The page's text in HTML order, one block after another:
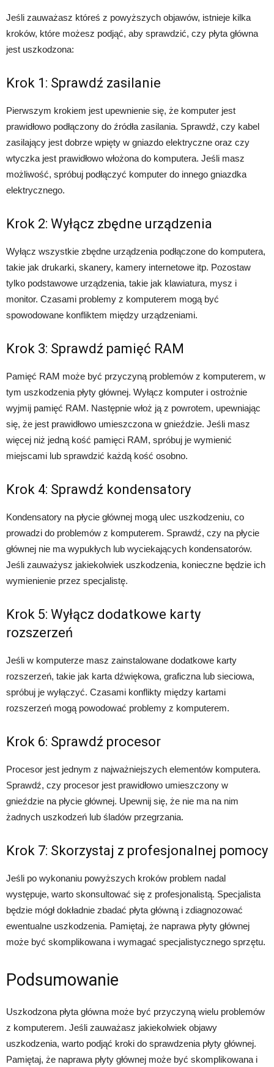
Jeśli zauważasz któreś z powyższych objawów, istnieje kilka
kroków, które możesz podjąć, aby sprawdzić, czy płyta główna
jest uszkodzona:
Krok 1: Sprawdź zasilanie
Pierwszym krokiem jest upewnienie się, że komputer jest
prawidłowo podłączony do źródła zasilania. Sprawdź, czy kabel
zasilający jest dobrze wpięty w gniazdo elektryczne oraz czy
wtyczka jest prawidłowo włożona do komputera. Jeśli masz
możliwość, spróbuj podłączyć komputer do innego gniazdka
elektrycznego.
Krok 2: Wyłącz zbędne urządzenia
Wyłącz wszystkie zbędne urządzenia podłączone do komputera,
takie jak drukarki, skanery, kamery internetowe itp. Pozostaw
tylko podstawowe urządzenia, takie jak klawiatura, mysz i
monitor. Czasami problemy z komputerem mogą być
spowodowane konfliktem między urządzeniami.
Krok 3: Sprawdź pamięć RAM
Pamięć RAM może być przyczyną problemów z komputerem, w
tym uszkodzenia płyty głównej. Wyłącz komputer i ostrożnie
wyjmij pamięć RAM. Następnie włoż ją z powrotem, upewniając
się, że jest prawidłowo umieszczona w gnieździe. Jeśli masz
więcej niż jedną kość pamięci RAM, spróbuj je wymienić
miejscami lub sprawdzić każdą kość osobno.
Krok 4: Sprawdź kondensatory
Kondensatory na płycie głównej mogą ulec uszkodzeniu, co
prowadzi do problemów z komputerem. Sprawdź, czy na płycie
głównej nie ma wypukłych lub wyciekających kondensatorów.
Jeśli zauważysz jakiekolwiek uszkodzenia, konieczne będzie ich
wymienienie przez specjalistę.
Krok 5: Wyłącz dodatkowe karty
rozszerzeń
Jeśli w komputerze masz zainstalowane dodatkowe karty
rozszerzeń, takie jak karta dźwiękowa, graficzna lub sieciowa,
spróbuj je wyłączyć. Czasami konflikty między kartami
rozszerzeń mogą powodować problemy z komputerem.
Krok 6: Sprawdź procesor
Procesor jest jednym z najważniejszych elementów komputera.
Sprawdź, czy procesor jest prawidłowo umieszczony w
gnieździe na płycie głównej. Upewnij się, że nie ma na nim
żadnych uszkodzeń lub śladów przegrzania.
Krok 7: Skorzystaj z profesjonalnej pomocy
Jeśli po wykonaniu powyższych kroków problem nadal
występuje, warto skonsultować się z profesjonalistą. Specjalista
będzie mógł dokładnie zbadać płyta główną i zdiagnozować
ewentualne uszkodzenia. Pamiętaj, że naprawa płyty głównej
może być skomplikowana i wymagać specjalistycznego sprzętu.
Podsumowanie
Uszkodzona płyta główna może być przyczyną wielu problemów
z komputerem. Jeśli zauważasz jakiekolwiek objawy
uszkodzenia, warto podjąć kroki do sprawdzenia płyty głównej.
Pamiętaj, że naprawa płyty głównej może być skomplikowana i